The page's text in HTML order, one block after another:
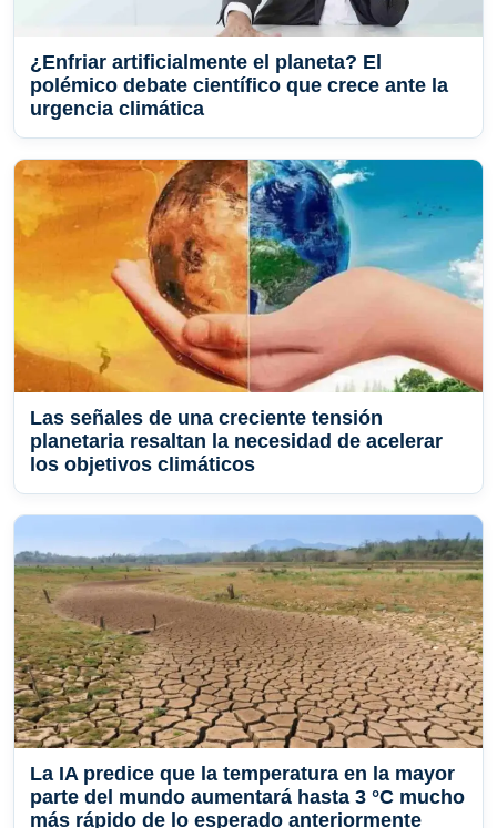
¿Enfriar artificialmente el planeta? El
polémico debate científico que crece ante la
urgencia climática
Las señales de una creciente tensión
planetaria resaltan la necesidad de acelerar
los objetivos climáticos
La IA predice que la temperatura en la mayor
parte del mundo aumentará hasta 3 °C mucho
más rápido de lo esperado anteriormente